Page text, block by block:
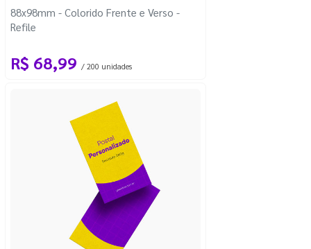
88x98mm - Colorido Frente e Verso -
Refile
R$ 68,99 / 200 unidades